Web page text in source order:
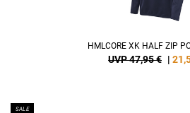
HMLCORE XK HALF ZIP
UVP 47,95 € |
SALE